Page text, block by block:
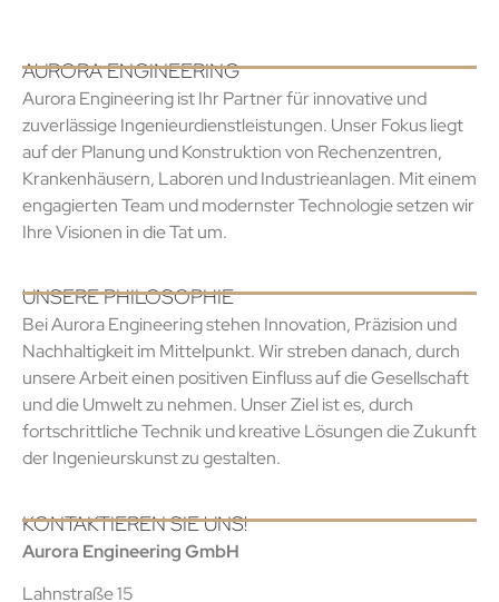
AURORA ENGINEERING
Aurora Engineering ist Ihr Partner für innovative und
zuverlässige Ingenieurdienstleistungen. Unser Fokus liegt
auf der Planung und Konstruktion von Rechenzentren,
Krankenhäusern, Laboren und Industrieanlagen. Mit einem
engagierten Team und modernster Technologie setzen wir
Ihre Visionen in die Tat um.
UNSERE PHILOSOPHIE
Bei Aurora Engineering stehen Innovation, Präzision und
Nachhaltigkeit im Mittelpunkt. Wir streben danach, durch
unsere Arbeit einen positiven Einfluss auf die Gesellschaft
und die Umwelt zu nehmen. Unser Ziel ist es, durch
fortschrittliche Technik und kreative Lösungen die Zukunft
der Ingenieurskunst zu gestalten.
KONTAKTIEREN SIE UNS!
Aurora Engineering GmbH
Lahnstraße 15